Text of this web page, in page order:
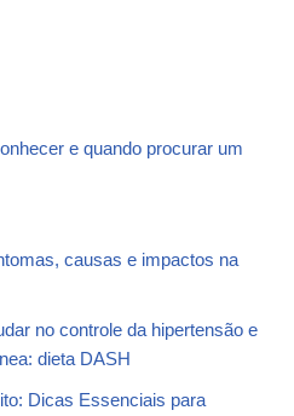
e quando procurar um
causas e impactos na
no controle da hipertensão e
dieta DASH
Dicas Essenciais para